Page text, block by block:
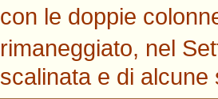
con le doppie
rimaneggiato, nel
scalinata e di alcune